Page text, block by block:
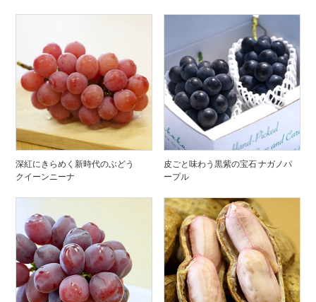
深紅にきらめく新時代のぶどう
クイーンニーナ
皮ごと味わう黒紫の宝石 ナガノパ
ープル